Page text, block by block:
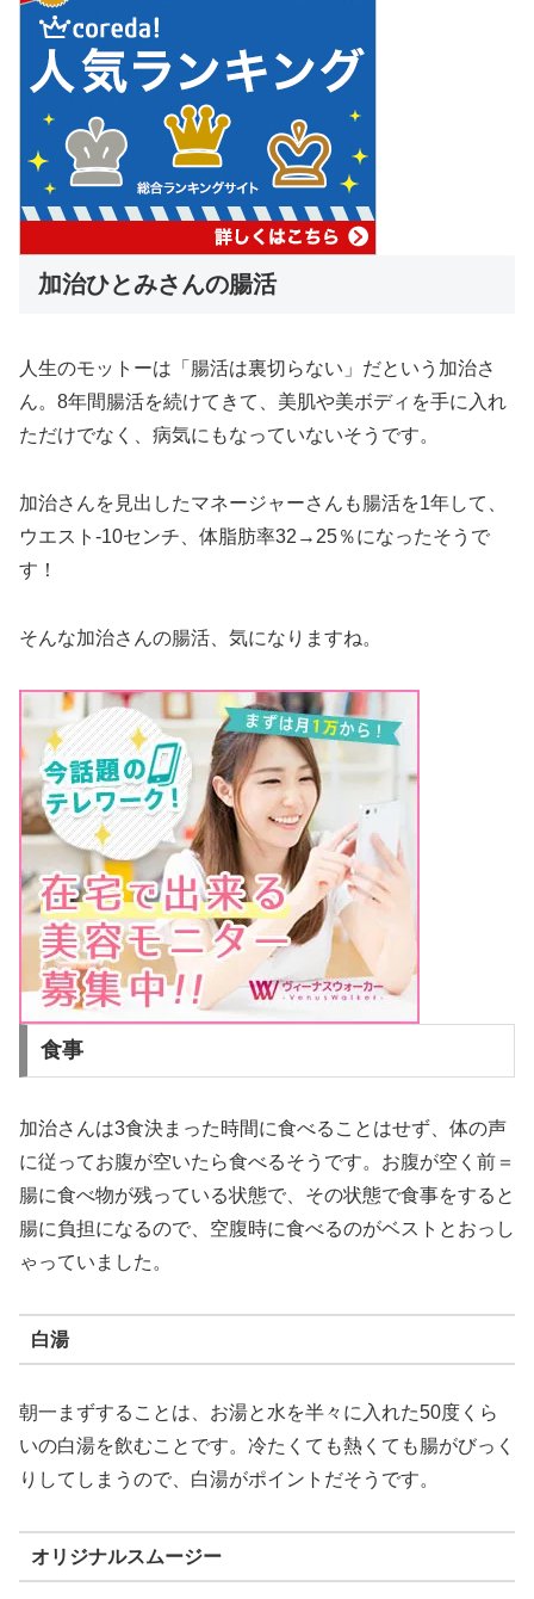
加治ひとみさんの腸活
人生のモットーは「腸活は裏切らない」だという加治さ
ん。8年間腸活を続けてきて、美肌や美ボディを手に入れ
ただけでなく、病気にもなっていないそうです。
加治さんを見出したマネージャーさんも腸活を1年して、
ウエスト-10センチ、体脂肪率32→25％になったそうで
す！
そんな加治さんの腸活、気になりますね。
食事
加治さんは3食決まった時間に食べることはせず、体の声
に従ってお腹が空いたら食べるそうです。お腹が空く前＝
腸に食べ物が残っている状態で、その状態で食事をすると
腸に負担になるので、空腹時に食べるのがベストとおっし
ゃっていました。
白湯
朝一まずすることは、お湯と水を半々に入れた50度くら
いの白湯を飲むことです。冷たくても熱くても腸がびっく
りしてしまうので、白湯がポイントだそうです。
オリジナルスムージー